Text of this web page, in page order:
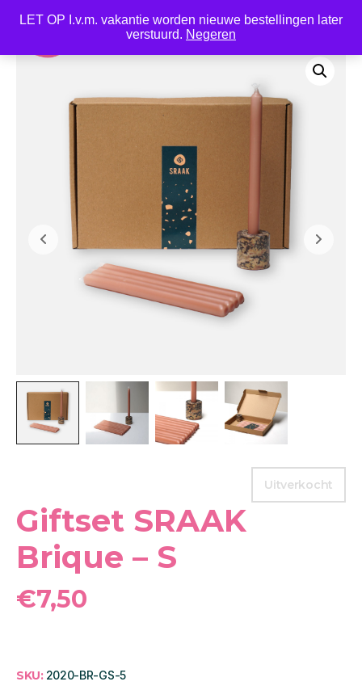
LET OP I.v.m. vakantie worden nieuwe bestellingen later
verstuurd. Negeren
Uitverkocht
Giftset SRAAK
Brique – S
€7,50
SKU: 2020-BR-GS-5